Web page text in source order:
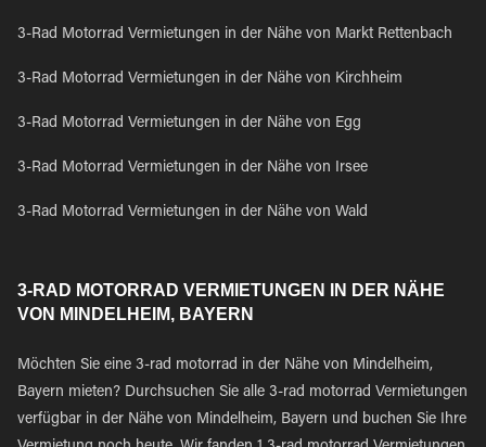
3-Rad Motorrad Vermietungen in der Nähe von Markt Rettenbach
3-Rad Motorrad Vermietungen in der Nähe von Kirchheim
3-Rad Motorrad Vermietungen in der Nähe von Egg
3-Rad Motorrad Vermietungen in der Nähe von Irsee
3-Rad Motorrad Vermietungen in der Nähe von Wald
3-RAD MOTORRAD VERMIETUNGEN IN DER NÄHE
VON MINDELHEIM, BAYERN
Möchten Sie eine 3-rad motorrad in der Nähe von Mindelheim,
Bayern mieten? Durchsuchen Sie alle 3-rad motorrad Vermietungen
verfügbar in der Nähe von Mindelheim, Bayern und buchen Sie Ihre